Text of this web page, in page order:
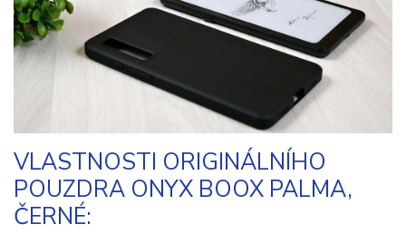
VLASTNOSTI ORIGINÁLNÍHO
POUZDRA ONYX BOOX PALMA,
ČERNÉ: